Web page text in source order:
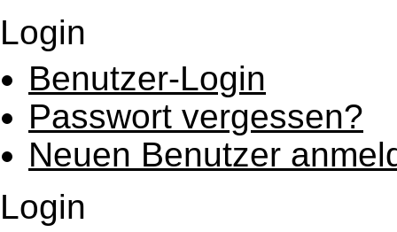
Login
Benutzer-Login
Passwort vergessen?
Neuen Benutzer
Login